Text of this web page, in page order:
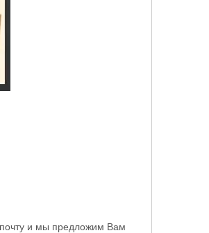
и мы предложим Вам